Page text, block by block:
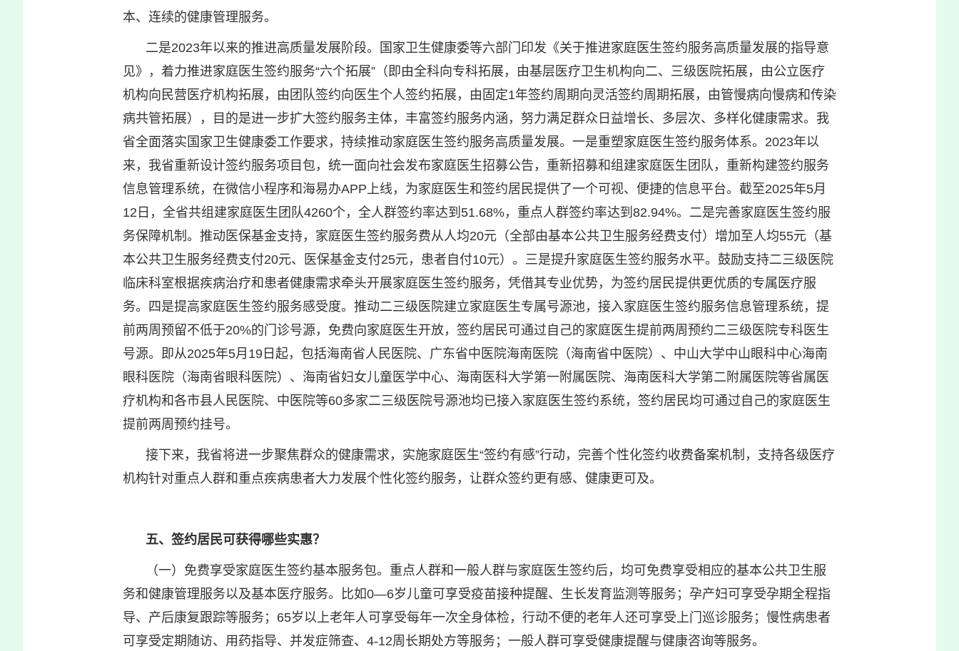
本、连续的健康管理服务。
二是2023年以来的推进高质量发展阶段。国家卫生健康委等六部门印发《关于推进家庭医生签约服务高质量发展的指导意
见》，着力推进家庭医生签约服务“六个拓展”（即由全科向专科拓展，由基层医疗卫生机构向二、三级医院拓展，由公立医疗
机构向民营医疗机构拓展，由团队签约向医生个人签约拓展，由固定1年签约周期向灵活签约周期拓展，由管慢病向慢病和传染
病共管拓展），目的是进一步扩大签约服务主体，丰富签约服务内涵，努力满足群众日益增长、多层次、多样化健康需求。我
省全面落实国家卫生健康委工作要求，持续推动家庭医生签约服务高质量发展。一是重塑家庭医生签约服务体系。2023年以
来，我省重新设计签约服务项目包，统一面向社会发布家庭医生招募公告，重新招募和组建家庭医生团队，重新构建签约服务
信息管理系统，在微信小程序和海易办APP上线，为家庭医生和签约居民提供了一个可视、便捷的信息平台。截至2025年5月
12日，全省共组建家庭医生团队4260个，全人群签约率达到51.68%，重点人群签约率达到82.94%。二是完善家庭医生签约服
务保障机制。推动医保基金支持，家庭医生签约服务费从人均20元（全部由基本公共卫生服务经费支付）增加至人均55元（基
本公共卫生服务经费支付20元、医保基金支付25元，患者自付10元）。三是提升家庭医生签约服务水平。鼓励支持二三级医院
临床科室根据疾病治疗和患者健康需求牵头开展家庭医生签约服务，凭借其专业优势，为签约居民提供更优质的专属医疗服
务。四是提高家庭医生签约服务感受度。推动二三级医院建立家庭医生专属号源池，接入家庭医生签约服务信息管理系统，提
前两周预留不低于20%的门诊号源，免费向家庭医生开放，签约居民可通过自己的家庭医生提前两周预约二三级医院专科医生
号源。即从2025年5月19日起，包括海南省人民医院、广东省中医院海南医院（海南省中医院）、中山大学中山眼科中心海南
眼科医院（海南省眼科医院）、海南省妇女儿童医学中心、海南医科大学第一附属医院、海南医科大学第二附属医院等省属医
疗机构和各市县人民医院、中医院等60多家二三级医院号源池均已接入家庭医生签约系统，签约居民均可通过自己的家庭医生
提前两周预约挂号。
接下来，我省将进一步聚焦群众的健康需求，实施家庭医生“签约有感”行动，完善个性化签约收费备案机制，支持各级医疗
机构针对重点人群和重点疾病患者大力发展个性化签约服务，让群众签约更有感、健康更可及。
五、签约居民可获得哪些实惠？
（一）免费享受家庭医生签约基本服务包。重点人群和一般人群与家庭医生签约后，均可免费享受相应的基本公共卫生服
务和健康管理服务以及基本医疗服务。比如0—6岁儿童可享受疫苗接种提醒、生长发育监测等服务；孕产妇可享受孕期全程指
导、产后康复跟踪等服务；65岁以上老年人可享受每年一次全身体检，行动不便的老年人还可享受上门巡诊服务；慢性病患者
可享受定期随访、用药指导、并发症筛查、4-12周长期处方等服务；一般人群可享受健康提醒与健康咨询等服务。